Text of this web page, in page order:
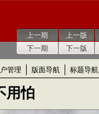
上一期
下一期
上一版
下一版
管理 版面导航 标题导航
用怕